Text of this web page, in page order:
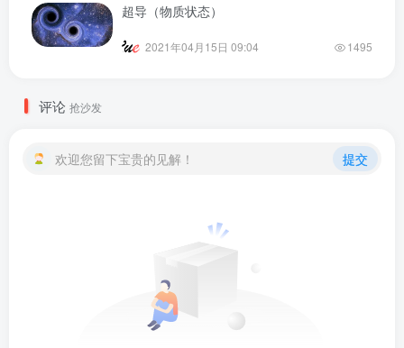
超导（物质状态）
2021年04月15日 09:04 1495
评论 抢沙发
欢迎您留下宝贵的见解！ 提交